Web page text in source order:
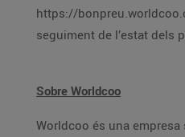
https://
seguiment de l’estat dels
Sobre Worldcoo
Worldcoo és una